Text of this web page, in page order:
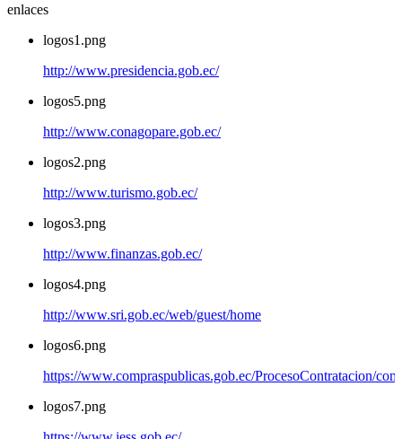
enlaces
logos1.png
http://www.presidencia.gob.ec/
logos5.png
http://www.conagopare.gob.ec/
logos2.png
http://www.turismo.gob.ec/
logos3.png
http://www.finanzas.gob.ec/
logos4.png
http://www.sri.gob.ec/web/guest/home
logos6.png
https://www.compraspublicas.gob.ec/ProcesoContratacion/
logos7.png